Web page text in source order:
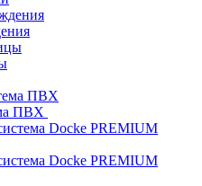
ПВХ
Docke PREMIUM
Docke PREMIUM